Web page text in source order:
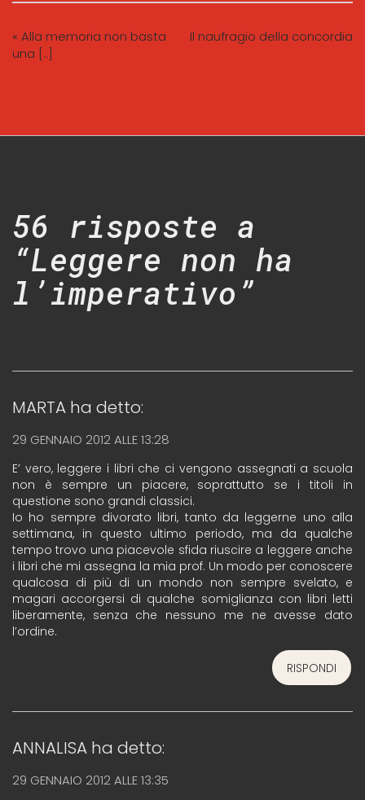
« Alla memoria non basta
una [..]
Il naufragio della concordia
56 risposte a
“Leggere non ha
l’imperativo”
MARTA ha detto:
29 GENNAIO 2012 ALLE 13:28
E’ vero, leggere i libri che ci vengono assegnati a scuola
non è sempre un piacere, soprattutto se i titoli in
questione sono grandi classici.
Io ho sempre divorato libri, tanto da leggerne uno alla
settimana, in questo ultimo periodo, ma da qualche
tempo trovo una piacevole sfida riuscire a leggere anche
i libri che mi assegna la mia prof. Un modo per conoscere
qualcosa di più di un mondo non sempre svelato, e
magari accorgersi di qualche somiglianza con libri letti
liberamente, senza che nessuno me ne avesse dato
l’ordine.
RISPONDI
ANNALISA ha detto:
29 GENNAIO 2012 ALLE 13:35